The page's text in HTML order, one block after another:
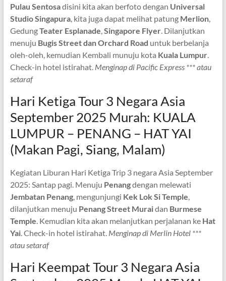
Pulau Sentosadisini kita akan berfoto dengan Universal
Studio Singapura, kita juga dapat melihat patung Merlion,
GedungTeater Esplanade,Singapore Flyer. Dilanjutkan
menuju Bugis Streetdan Orchard Road untuk berbelanja
oleh-oleh, kemudian Kembali munuju kota Kuala Lumpur.
Check-in hotel istirahat. Menginap di Pacific Express *** atau
setaraf
Hari Ketiga Tour 3 Negara Asia
September 2025 Murah: KUALA
LUMPUR – PENANG – HAT YAI
(Makan Pagi, Siang, Malam)
Kegiatan Liburan Hari Ketiga Trip 3 negara Asia September
2025: Santap pagi. Menuju Penangdengan melewati
Jembatan Penang, mengunjungi Kek Lok Si Temple,
dilanjutkan menuju Penang Street Muraidan Burmese
Temple. Kemudian kita akan melanjutkan perjalanan ke Hat
Yai. Check-in hotel istirahat. Menginap di Merlin Hotel ***
atau setaraf
Hari Keempat Tour 3 Negara Asia